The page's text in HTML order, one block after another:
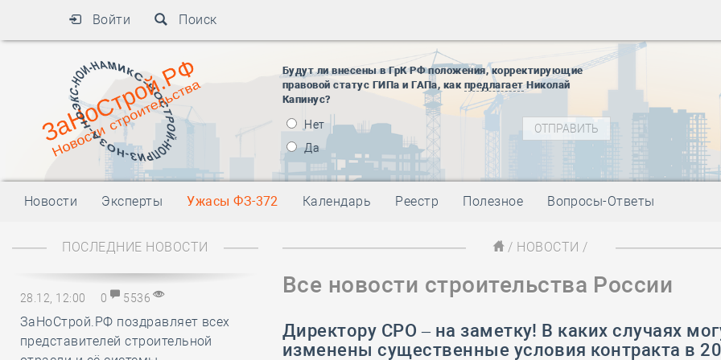
Войти Поиск
Будут ли внесены в ГрК РФ положения, корректирующие
правовой статус ГИПа и ГАПа, как предлагаетНиколай
Капинус?
Нет
Да
27 января
блокады
01 мая-
09 мая -
10 ноября
01 мая-
09 мая-
Новости Эксперты Ужасы ФЗ-372 Календарь Реестр Полезное Вопросы-Ответы
ПОСЛЕДНИЕ НОВОСТИ
28.12, 12:00 0 5536
ЗаНоСтрой.РФ поздравляет всех
представителей строительной
/ НОВОСТИ /
Все новости строительства России
Директору СРО – на заметку! В каких случаях
изменены существенные условия контракта в